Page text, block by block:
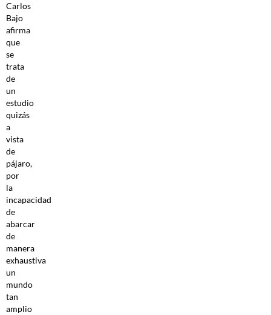
Carlos
Bajo
afirma
que
se
trata
de
un
estudio
quizás
a
vista
de
pájaro,
por
la
incapacidad
de
abarcar
de
manera
exhaustiva
un
mundo
tan
amplio